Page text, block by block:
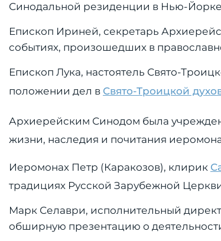
Синодальной резиденции в Нью-
Епископ Ириней, секретарь
событиях, произошедших в
Епископ Лука, настоятель Свято-
положении дел в Свято-Троицкой
Архиерейским Синодом была
жизни, наследия и почитания
Иеромонах Петр (Каракозов), клирик
традициях Русской Зарубежной
Марк Селаври, исполнительный
обширную презентацию о